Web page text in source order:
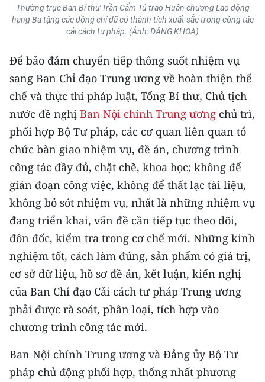
Thường trực Ban Bí thư Trần Cẩm Tú trao Huân chương Lao động
hạng Ba tặng các đồng chí đã có thành tích xuất sắc trong công tác
cải cách tư pháp. (Ảnh: ĐĂNG KHOA)
Để bảo đảm chuyển tiếp thông suốt nhiệm vụ
sang Ban Chỉ đạo Trung ương về hoàn thiện thể
chế và thực thi pháp luật, Tổng Bí thư, Chủ tịch
nước đề nghị Ban Nội chính Trung ương chủ trì,
phối hợp Bộ Tư pháp, các cơ quan liên quan tổ
chức bàn giao nhiệm vụ, đề án, chương trình
công tác đầy đủ, chặt chẽ, khoa học; không để
gián đoạn công việc, không để thất lạc tài liệu,
không bỏ sót nhiệm vụ, nhất là những nhiệm vụ
đang triển khai, vấn đề cần tiếp tục theo dõi,
đôn đốc, kiểm tra trong cơ chế mới. Những kinh
nghiệm tốt, cách làm đúng, sản phẩm có giá trị,
cơ sở dữ liệu, hồ sơ đề án, kết luận, kiến nghị
của Ban Chỉ đạo Cải cách tư pháp Trung ương
phải được rà soát, phân loại, tích hợp vào
chương trình công tác mới.
Ban Nội chính Trung ương và Đảng ủy Bộ Tư
pháp chủ động phối hợp, thống nhất phương